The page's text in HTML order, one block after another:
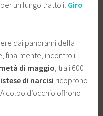
un lungo tratto il Giro
dai panorami della
finalmente, incontro i
metà di maggio , tra i 600
di narcisi ricoprono
colpo d’occhio offrono